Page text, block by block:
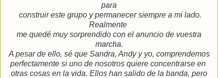
para
construir este grupo y permanecer siempre a mi lado.
Realmente
me quedé muy sorprendido con el anuncio de vuestra
marcha.
A pesar de ello, sé que Sandra, Andy y yo, comprendemos
perfectamente si uno de nosotros quiere concentrarse en
otras cosas en la vida. Ellos han salido de la banda, pero